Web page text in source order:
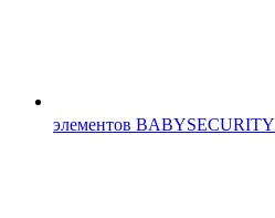
элементов BABYSECURITY